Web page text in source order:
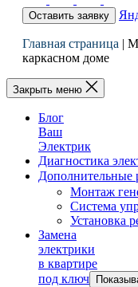
Оставить заявку
Главная страница |
каркасном доме
Закрыть меню
Блог
Ваш
Электрик
Диагностика
Дополнительные
Монтаж
Система
Установка
Замена
электрики
в квартире
под ключ